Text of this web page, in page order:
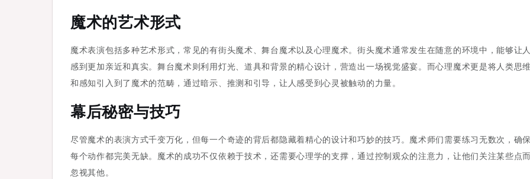
魔术的艺术形式
魔术表演包括多种艺术形式，常见的有街头魔术、舞台魔术以及心理魔术。街头魔术通常发生在随意的环境中，能够让人
感到更加亲近和真实。舞台魔术则利用灯光、道具和背景的精心设计，营造出一场视觉盛宴。而心理魔术更是将人类思维
和感知引入到了魔术的范畴，通过暗示、推测和引导，让人感受到心灵被触动的力量。
幕后秘密与技巧
尽管魔术的表演方式千变万化，但每一个奇迹的背后都隐藏着精心的设计和巧妙的技巧。魔术师们需要练习无数次，确保
每个动作都完美无缺。魔术的成功不仅依赖于技术，还需要心理学的支撑，通过控制观众的注意力，让他们关注某些点而
忽视其他。